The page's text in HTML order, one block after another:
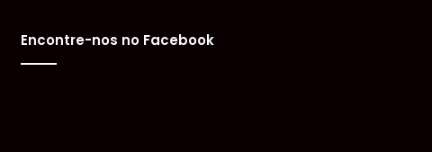
Encontre-nos no Facebook